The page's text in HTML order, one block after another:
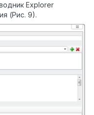
Explorer
(Рис. 9).